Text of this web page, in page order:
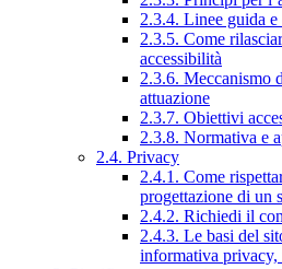
2.3.4. Linee guida
2.3.5. Come
accessibilità
2.3.6. Meccanismo
attuazione
2.3.7. Obiettivi
2.3.8. Normativa e
2.4. Privacy
2.4.1. Come
progettazione di un
2.4.2. Richiedi il
2.4.3. Le basi del
informativa